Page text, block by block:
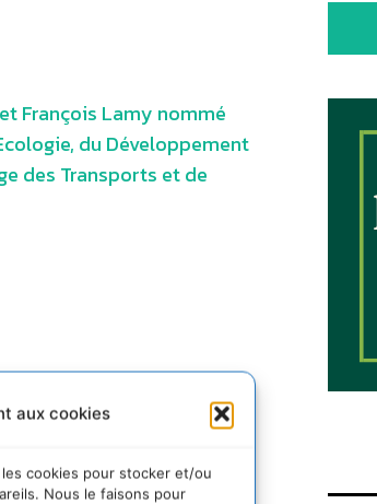
aux cookies
cookies pour stocker et/ou
Nous le faisons pour
François Lamy nommé
du Développement
des Transports et de